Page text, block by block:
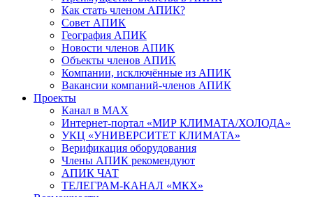
Как стать членом АПИК?
Совет АПИК
География АПИК
Новости членов АПИК
Объекты членов АПИК
Компании, исключённые из АПИК
Вакансии компаний-членов АПИК
Проекты
Канал в MAX
Интернет-портал «МИР КЛИМАТА/ХОЛОДА»
УКЦ «УНИВЕРСИТЕТ КЛИМАТА»
Верификация оборудования
Члены АПИК рекомендуют
АПИК ЧАТ
ТЕЛЕГРАМ-КАНАЛ «МКХ»